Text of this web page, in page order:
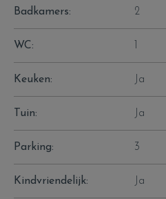
Badkamers: 2
WC:
Keuken: Ja
Tuin: Ja
Parking: 3
Kindvriendelijk: Ja